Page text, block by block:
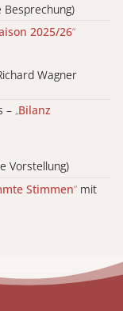
Besprechung)
2025/26“
Wagner
– „Bilanz
Vorstellung)
Stimmen“ mit